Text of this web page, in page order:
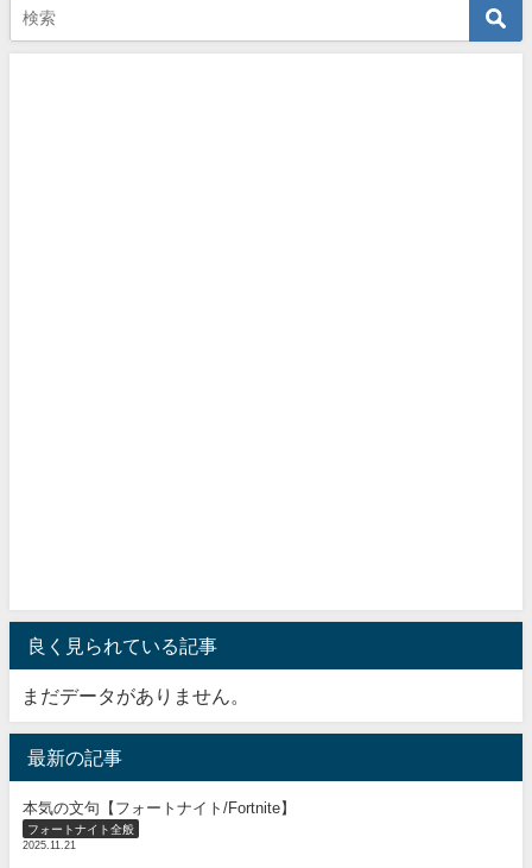
良く見られている記事
まだデータがありません。
最新の記事
本気の文句【フォートナイト/Fortnite】
フォートナイト全般
2025.11.21